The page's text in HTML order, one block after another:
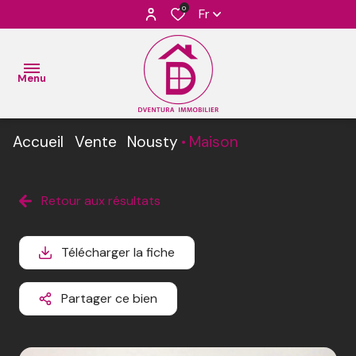
0 Fr
Menu
VENTES
VENDUS
ESTIMATION
L'
L’Équipe
L’
Agence
Accueil Vente Nousty Maison
Retour aux résultats
Télécharger la fiche
Partager ce bien